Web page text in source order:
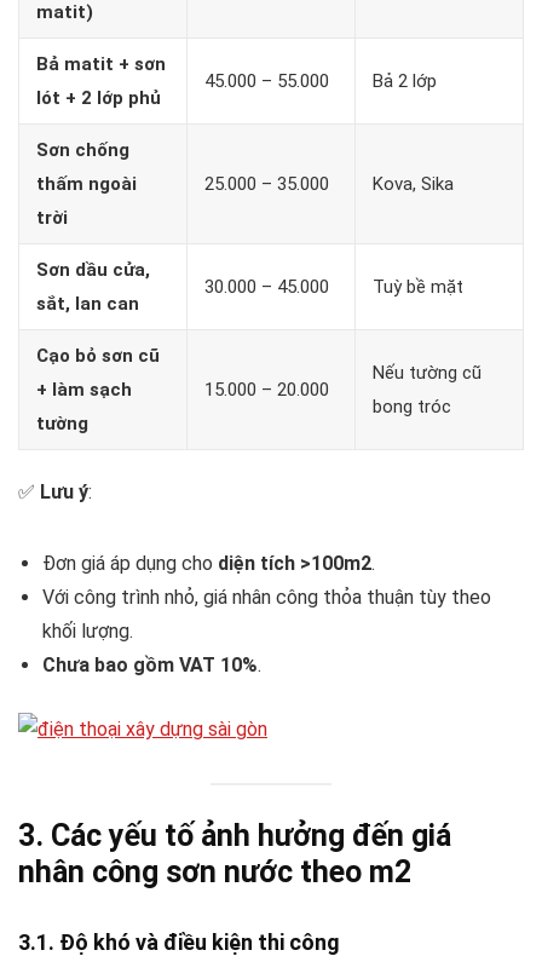
matit)
Bả matit + sơn
lót + 2 lớp phủ
45.000 – 55.000 Bả 2 lớp
Sơn chống
thấm ngoài
trời
25.000 – 35.000 Kova, Sika
Sơn dầu cửa,
sắt, lan can
30.000 – 45.000 Tuỳ bề mặt
Cạo bỏ sơn cũ
+ làm sạch
tường
15.000 – 20.000
Nếu tường cũ
bong tróc
✅ Lưu ý:
Đơn giá áp dụng cho diện tích >100m2.
Với công trình nhỏ, giá nhân công thỏa thuận tùy theo
khối lượng.
Chưa bao gồm VAT 10%.
3. Các yếu tố ảnh hưởng đến giá
nhân công sơn nước theo m2
3.1. Độ khó và điều kiện thi công